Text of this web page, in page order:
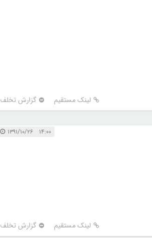
لینک مستقیم گزارش تخلف
۱۴:۰۰ ۱۳۹۱/۱۰/۲۶
لینک مستقیم گزارش تخلف